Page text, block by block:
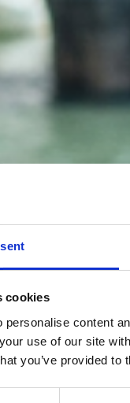
cookies
personalise content
use of our site
you’ve provided
VIŠE